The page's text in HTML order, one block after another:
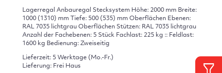
Lagerregal Anbauregal Stecksystem Höhe: 2000 mm Breite:
1000 (1310) mm Tiefe: 500 (535) mm Oberflächen Ebenen:
RAL 7035 lichtgrau Oberflächen Stützen: RAL 7035 lichtgrau
Anzahl der Fachebenen: 5 Stück Fachlast: 225 kg :: Feldlast:
1600 kg Bedienung: Zweiseitig
Lieferzeit: 5 Werktage (Mo.-Fr.)
Lieferung: Frei Haus